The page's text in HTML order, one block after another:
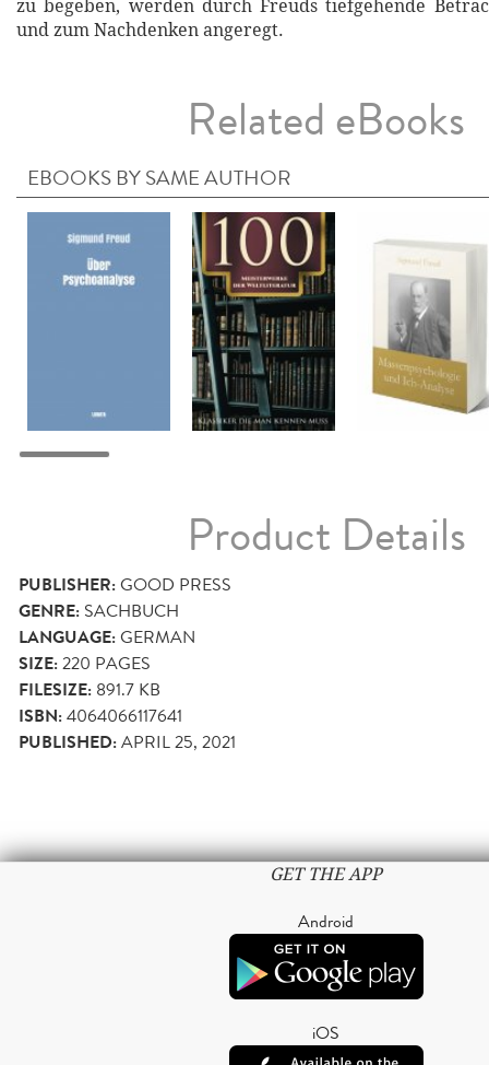
zu begeben, werden durch Freuds tiefgehende
und zum Nachdenken angeregt.
Related eBooks
EBOOKS BY SAME AUTHOR
Product Details
PUBLISHER:GOOD PRESS
GENRE: SACHBUCH
LANGUAGE:GERMAN
SIZE:220 PAGES
FILESIZE: 891.7 KB
ISBN:4064066117641
PUBLISHED:APRIL 25, 2021
GET THE APP
Android
iOS